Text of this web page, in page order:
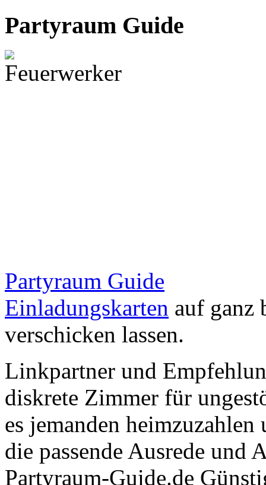
Partyraum Guide
Partyraum Guide
Einladungskarten auf ganz
verschicken lassen.
Linkpartner und
diskrete Zimmer für
es jemanden
die passende Ausrede und
Partyraum-Guide.de